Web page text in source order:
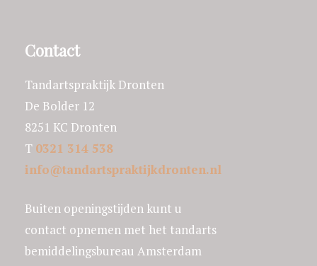
Contact
Tandartspraktijk Dronten
De Bolder 12
8251 KC Dronten
T 0321 314 538
info@tandartspraktijkdronten.nl
Buiten openingstijden kunt u
contact opnemen met het tandarts
bemiddelingsbureau Amsterdam